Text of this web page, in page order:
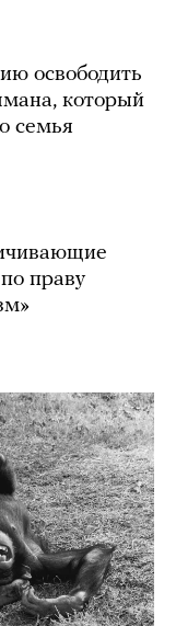
освободить
который
семья
праву